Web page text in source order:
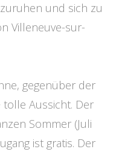
und sich zu
Villeneuve-sur-
gegenüber der
tolle Aussicht. Der
Sommer (Juli
ist gratis. Der